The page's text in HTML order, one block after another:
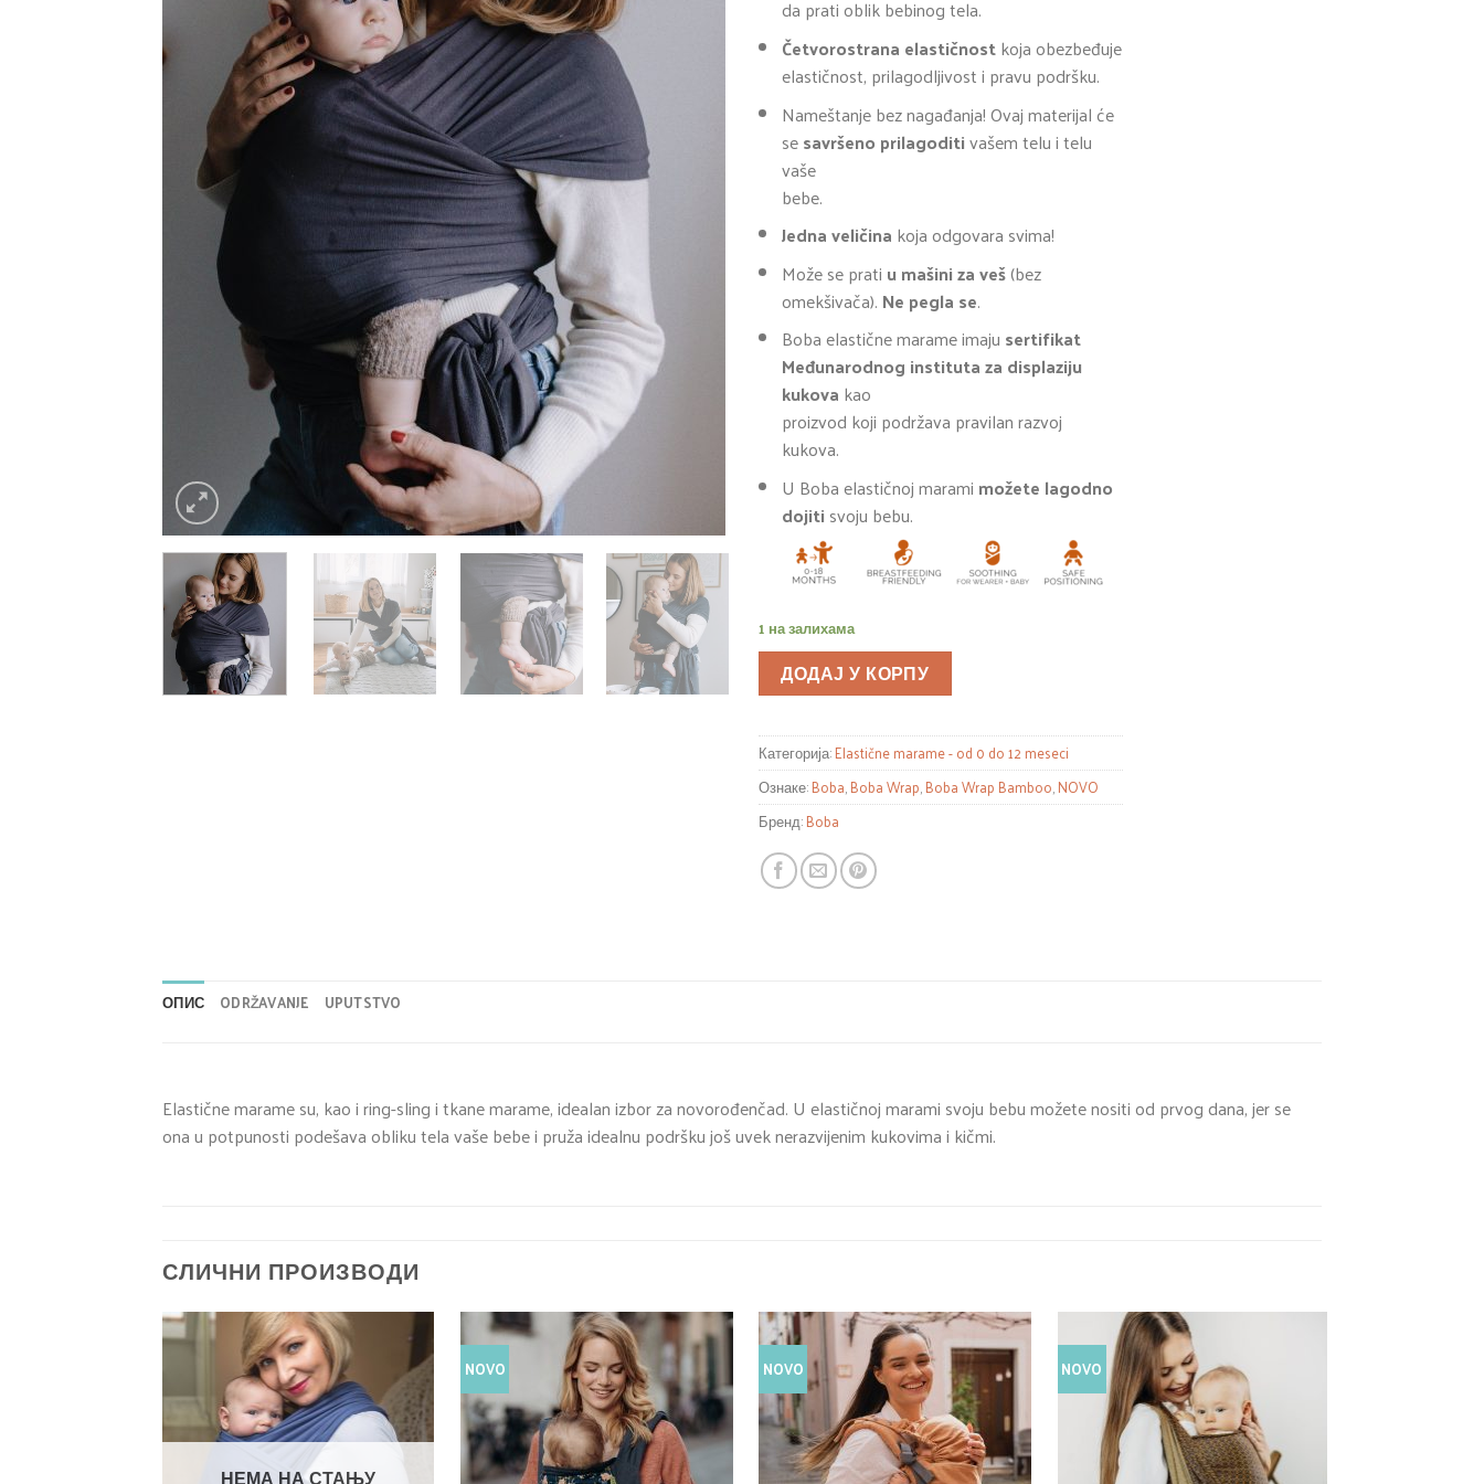
da prati oblik bebinog tela.
Četvorostrana elastičnostkoja obezbeđuje
elastičnost, prilagodljivost i pravu podršku.
Nameštanje bez nagađanja! Ovaj materijal će
sesavršeno prilagoditivašem telu i telu
vaše
bebe.
Jedna veličina koja odgovara svima!
Može se prati u mašini za veš(bez
omekšivača). Ne pegla se.
Boba elastične marame imaju sertifikat
Međunarodnog instituta za displaziju
kukova kao
proizvod koji podržava pravilan razvoj
kukova.
U Boba elastičnoj marami možete lagodno
dojiti svoju bebu.
1 на залихама
ДОДАЈ У КОРПУ
Категорија:Elastične marame - od 0 do 12 meseci
Ознаке:Boba,Boba Wrap,Boba Wrap Bamboo,NOVO
Бренд:Boba
ОПИС ODRŽAVANJE UPUTSTVO
Elastične marame su, kao i ring-sling i tkane marame, idealan izbor za novorođenčad. U elastičnoj marami svoju bebu možete nositi od prvog dana, jer se
ona u potpunosti podešava obliku tela vaše bebe i pruža idealnu podršku još uvek nerazvijenim kukovima i kičmi.
СЛИЧНИ ПРОИЗВОДИ
NOVO NOVO NOVO